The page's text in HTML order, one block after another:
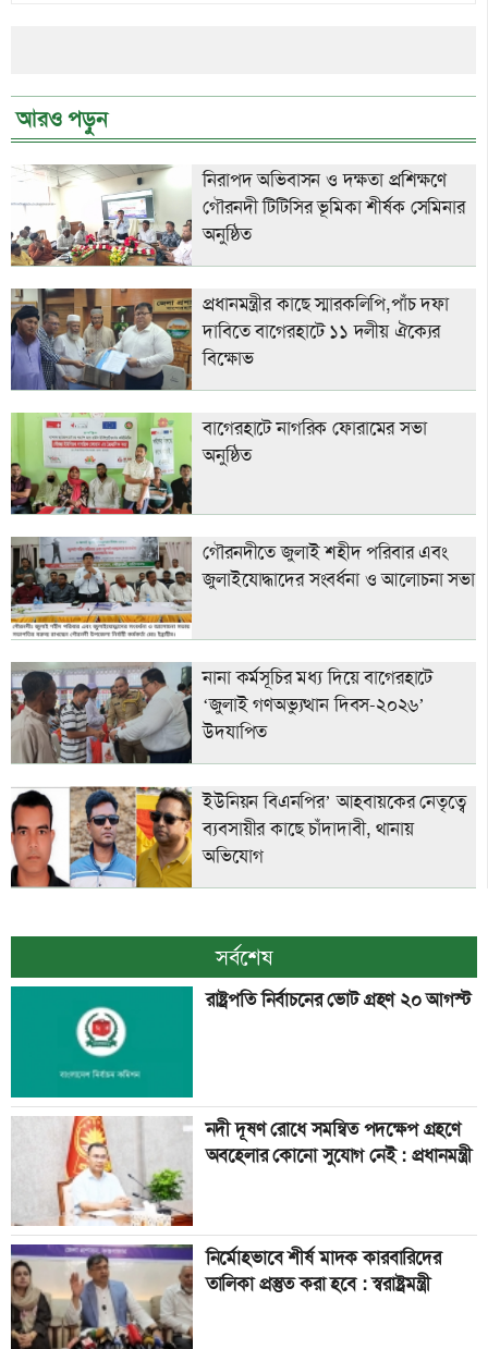
আরও পড়ুন
নিরাপদ অভিবাসন ও দক্ষতা প্রশিক্ষণে
গৌরনদী টিটিসির ভূমিকা শীর্ষক সেমিনার
অনুষ্ঠিত
প্রধানমন্ত্রীর কাছে স্মারকলিপি,পাঁচ দফা
দাবিতে বাগেরহাটে ১১ দলীয় ঐক্যের
বিক্ষোভ
বাগেরহাটে নাগ‌রিক ফোরা‌মের সভা
অনু‌ষ্ঠিত
গৌরনদীতে জুলাই শহীদ পরিবার এবং
জুলাইযোদ্ধাদের সংবর্ধনা ও আলোচনা সভা
নানা কর্মসূচির মধ্য দিয়ে বাগেরহাটে
‘জুলাই গণঅভ্যুত্থান দিবস-২০২৬’
উদযাপিত
ইউনিয়ন বিএনপির’ আহবায়কের নেতৃত্বে
ব্যবসায়ীর কাছে চাঁদাদাবী, থানায়
অভিযোগ
সর্বশেষ
রাষ্ট্রপতি নির্বাচনের ভোট গ্রহণ ২০ আগস্ট
নদী দূষণ রোধে সমন্বিত পদক্ষেপ গ্রহণে
অবহেলার কোনো সুযোগ নেই : প্রধানমন্ত্রী
নির্মোহভাবে শীর্ষ মাদক কারবারিদের
তালিকা প্রস্তুত করা হবে : স্বরাষ্ট্রমন্ত্রী